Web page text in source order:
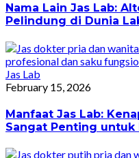
Nama Lain Jas Lab:
Pelindung di Dunia
Jas Lab
February 15, 2026
Manfaat Jas Lab:
Sangat Penting